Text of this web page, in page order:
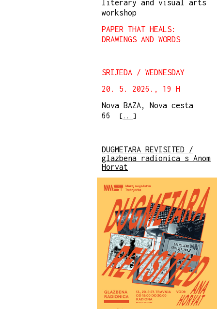
literary and visual arts
workshop
PAPER THAT HEALS:
DRAWINGS AND WORDS
SRIJEDA / WEDNESDAY
20. 5. 2026., 19 H
Nova BAZA, Nova cesta
66
[...]
DUGMETARA REVISITED /
glazbena radionica s Anom
Horvat